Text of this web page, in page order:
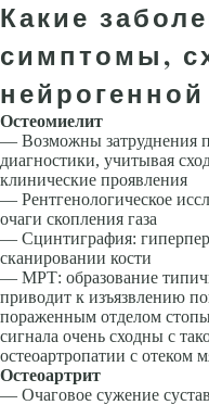
Какие
симптомы,
Остеомиелит
— Возможны затруднения
диагностики, учитывая
клинические проявления
— Рентгенологическое
очаги скопления газа
— Сцинтиграфия:
сканировании кости
— МРТ: образование
приводит к изъязвлению
пораженным отделом
сигнала очень сходны с
остеоартропатии с отеком
Остеоартрит
— Очаговое сужение